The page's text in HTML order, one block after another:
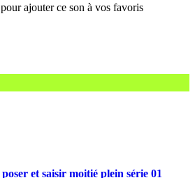
et saisir moitié plein série 01